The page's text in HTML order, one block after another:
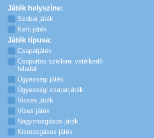
Játék helyszíne:
Szobai játék
Kerti játék
Játék típusa:
Csapatjáték
Csoportos szellemi vetélkedő
feladat
Ügyességi játék
Ügyességi csapatjáték
Vicces játék
Vizes játék
Nagymozgásos játék
Kismozgásos játék